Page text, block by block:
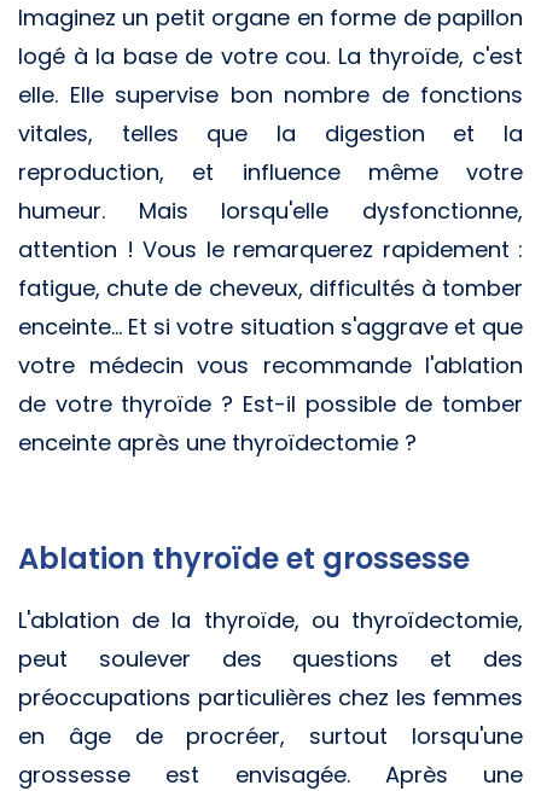
Imaginez un petit organe en forme de papillon
logé à la base de votre cou. La thyroïde, c'est
elle. Elle supervise bon nombre de fonctions
vitales, telles que la digestion et la
reproduction, et influence même votre
humeur. Mais lorsqu'elle dysfonctionne,
attention ! Vous le remarquerez rapidement :
fatigue, chute de cheveux, difficultés à tomber
enceinte... Et si votre situation s'aggrave et que
votre médecin vous recommande l'ablation
de votre thyroïde ? Est-il possible de tomber
enceinte après une thyroïdectomie ?
Ablation thyroïde et grossesse
L'ablation de la thyroïde, ou thyroïdectomie,
peut soulever des questions et des
préoccupations particulières chez les femmes
en âge de procréer, surtout lorsqu'une
grossesse est envisagée. Après une